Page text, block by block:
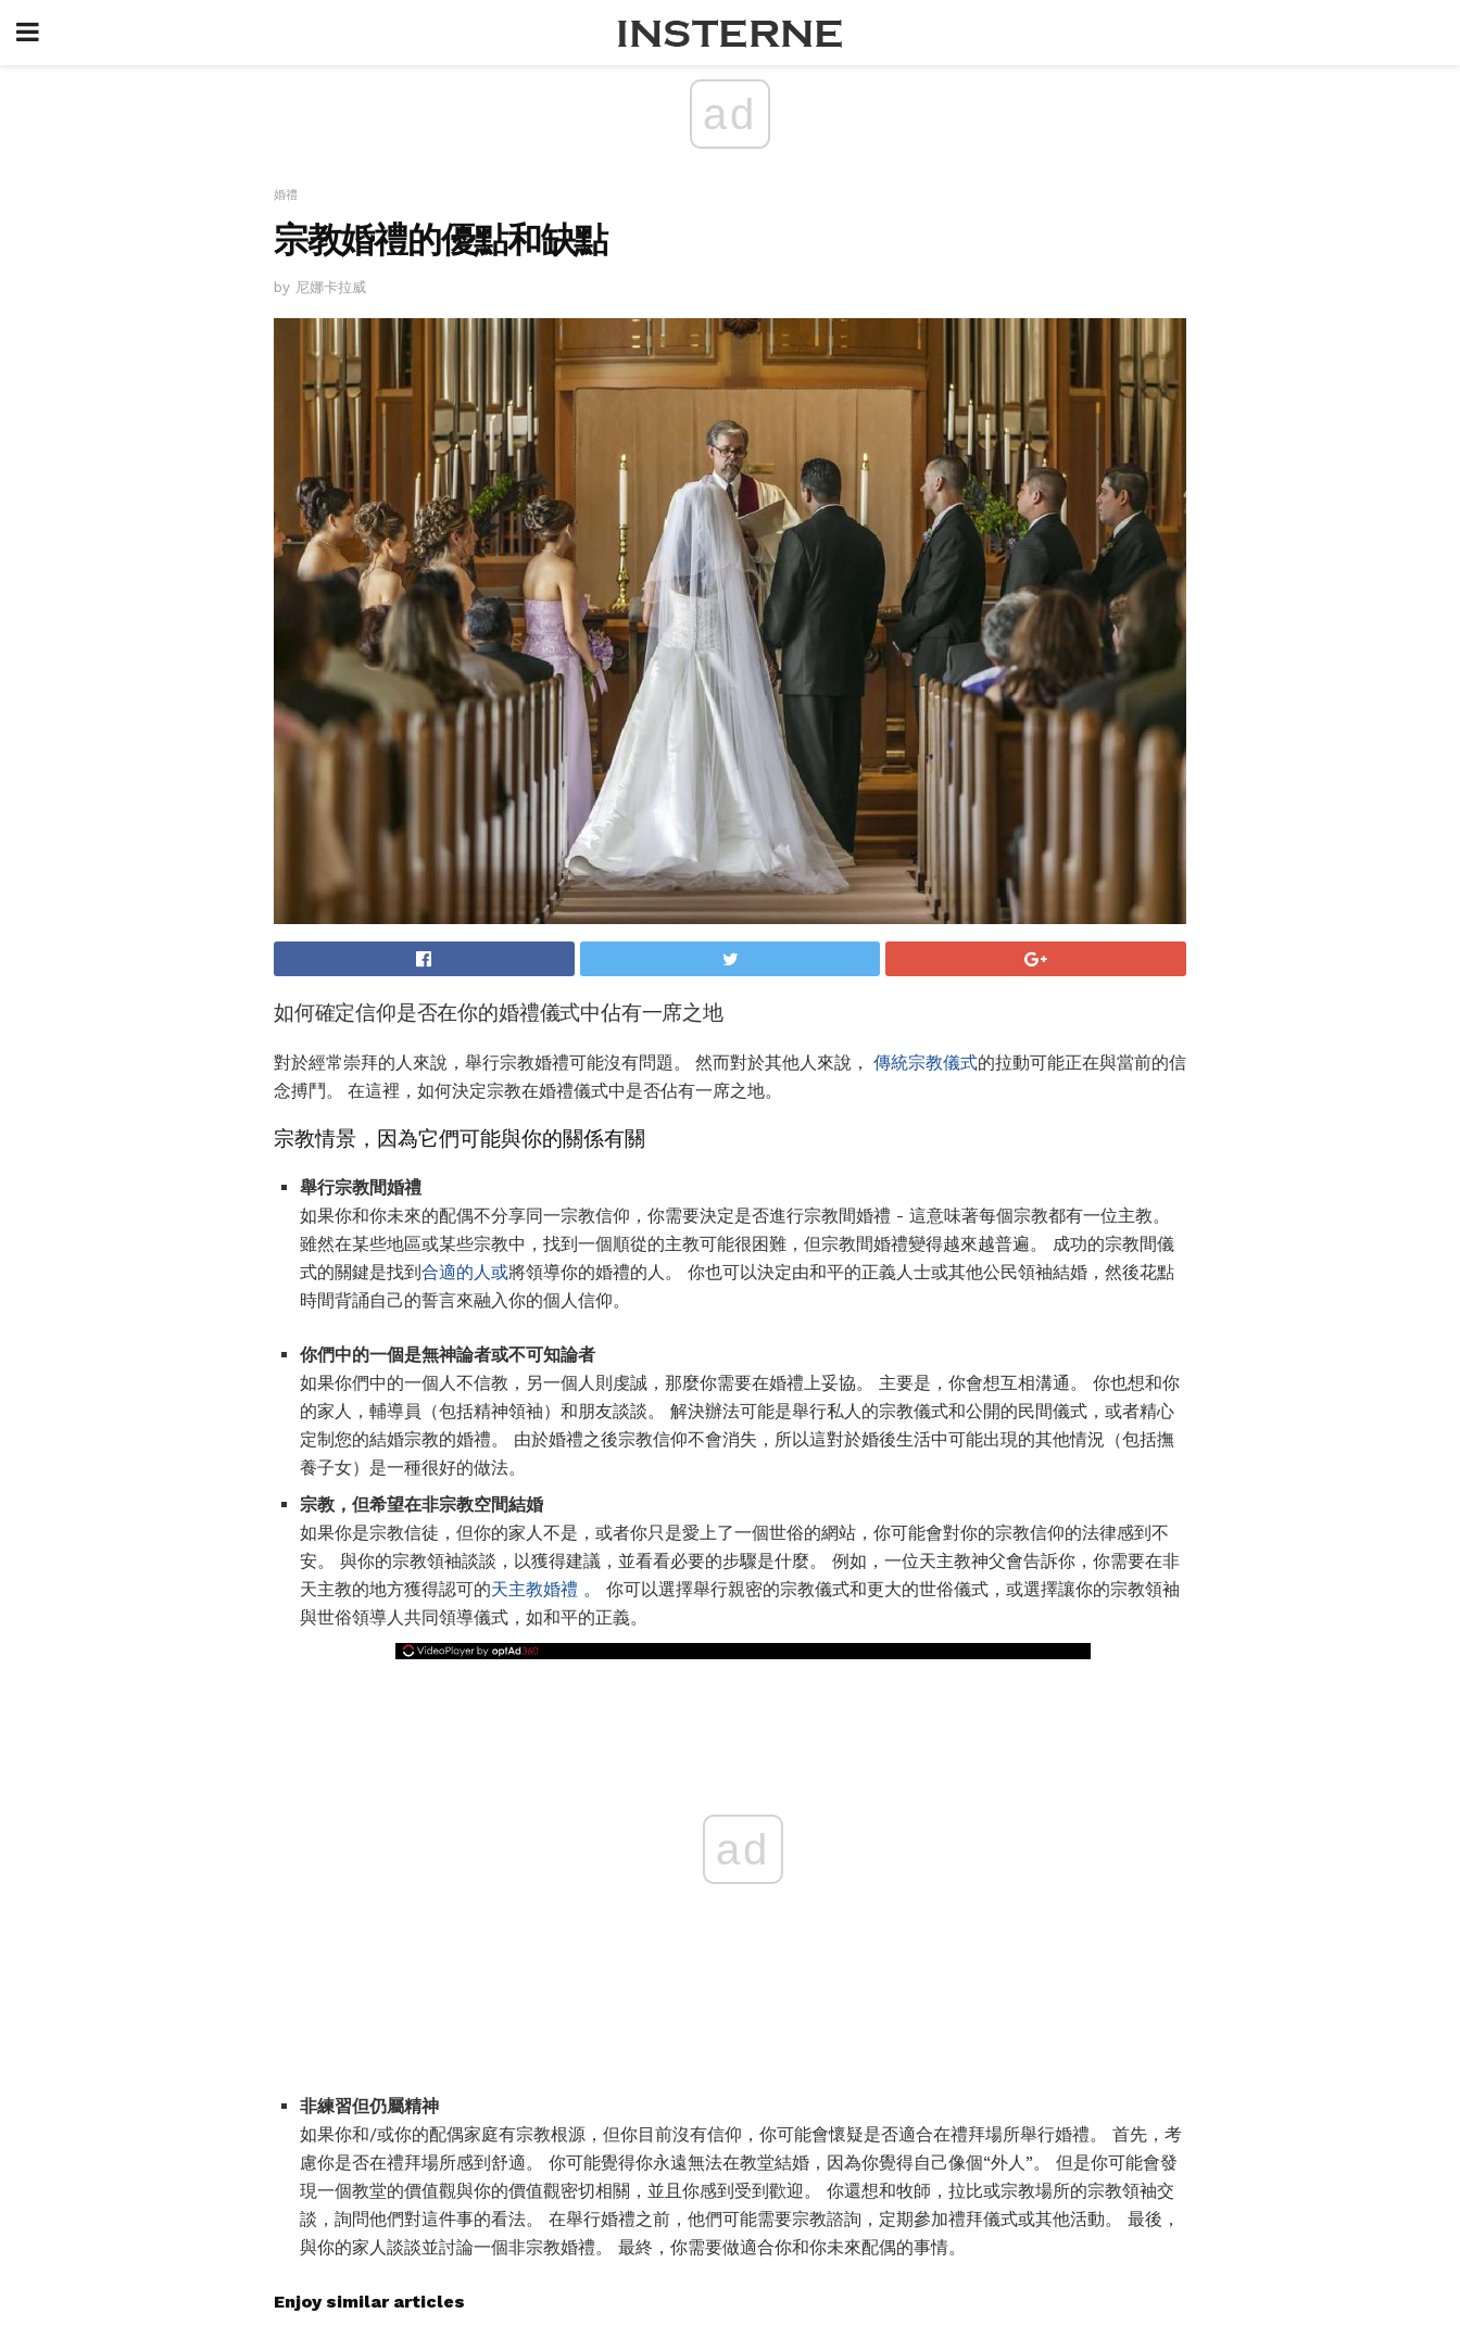
ad
婚禮
宗教婚禮的優點和缺點
by 尼娜卡拉威
如何確定信仰是否在你的婚禮儀式中佔有一席之地
對於經常崇拜的人來說，舉行宗教婚禮可能沒有問題。 然而對於其他人來說， 傳統宗教儀式的拉動可能正在與當前的信
念搏鬥。 在這裡，如何決定宗教在婚禮儀式中是否佔有一席之地。
宗教情景，因為它們可能與你的關係有關
舉行宗教間婚禮
如果你和你未來的配偶不分享同一宗教信仰，你需要決定是否進行宗教間婚禮 - 這意味著每個宗教都有一位主教。
雖然在某些地區或某些宗教中，找到一個順從的主教可能很困難，但宗教間婚禮變得越來越普遍。 成功的宗教間儀
式的關鍵是找到合適的人或將領導你的婚禮的人。 你也可以決定由和平的正義人士或其他公民領袖結婚，然後花點
時間背誦自己的誓言來融入你的個人信仰。
你們中的一個是無神論者或不可知論者
如果你們中的一個人不信教，另一個人則虔誠，那麼你需要在婚禮上妥協。 主要是，你會想互相溝通。 你也想和你
的家人，輔導員（包括精神領袖）和朋友談談。 解決辦法可能是舉行私人的宗教儀式和公開的民間儀式，或者精心
定制您的結婚宗教的婚禮。 由於婚禮之後宗教信仰不會消失，所以這對於婚後生活中可能出現的其他情況（包括撫
養子女）是一種很好的做法。
宗教，但希望在非宗教空間結婚
如果你是宗教信徒，但你的家人不是，或者你只是愛上了一個世俗的網站，你可能會對你的宗教信仰的法律感到不
安。 與你的宗教領袖談談，以獲得建議，並看看必要的步驟是什麼。 例如，一位天主教神父會告訴你，你需要在非
天主教的地方獲得認可的天主教婚禮 。 你可以選擇舉行親密的宗教儀式和更大的世俗儀式，或選擇讓你的宗教領袖
與世俗領導人共同領導儀式，如和平的正義。
ad
非練習但仍屬精神
如果你和/或你的配偶家庭有宗教根源，但你目前沒有信仰，你可能會懷疑是否適合在禮拜場所舉行婚禮。 首先，考
慮你是否在禮拜場所感到舒適。 你可能覺得你永遠無法在教堂結婚，因為你覺得自己像個“外人”。 但是你可能會發
現一個教堂的價值觀與你的價值觀密切相關，並且你感到受到歡迎。 你還想和牧師，拉比或宗教場所的宗教領袖交
談，詢問他們對這件事的看法。 在舉行婚禮之前，他們可能需要宗教諮詢，定期參加禮拜儀式或其他活動。 最後，
與你的家人談談並討論一個非宗教婚禮。 最終，你需要做適合你和你未來配偶的事情。
Enjoy similar articles